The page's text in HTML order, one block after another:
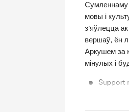
Сумленнаму
мовы і
з'яўлецца
вершаў, ён
Аркушем за
мінулых і
Support
Unlock